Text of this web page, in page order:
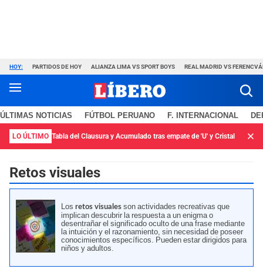
HOY: PARTIDOS DE HOY ALIANZA LIMA VS SPORT BOYS REAL MADRID VS
ÚLTIMAS NOTICIAS FÚTBOL PERUANO F. INTERNACIONAL
LO ÚLTIMO Tabla del Clausura y Acumulado tras empate de 'U' y Cristal
Retos visuales
Losretos visuales son actividades recreativas que
implican descubrir la respuesta a un enigma o
desentrañar el significado oculto de una frase mediante
la intuición y el razonamiento, sin necesidad de poseer
conocimientos específicos. Pueden estar dirigidos para
niños y adultos.